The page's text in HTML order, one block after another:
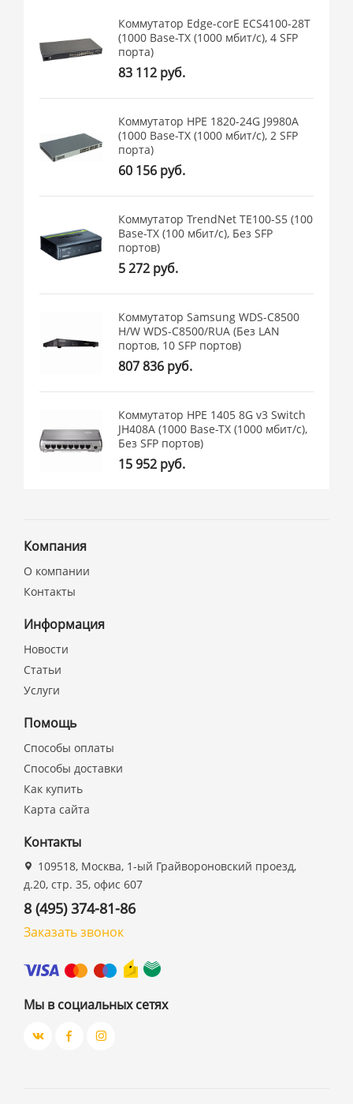
Коммутатор Edge-corE ECS4100-28T
(1000 Base-TX (1000 мбит/с), 4 SFP
порта)
83 112 руб.
Коммутатор HPE 1820-24G J9980A
(1000 Base-TX (1000 мбит/с), 2 SFP
порта)
60 156 руб.
Коммутатор TrendNet TE100-S5 (100
Base-TX (100 мбит/с), Без SFP
портов)
5 272 руб.
Коммутатор Samsung WDS-C8500
H/W WDS-C8500/RUA (Без LAN
портов, 10 SFP портов)
807 836 руб.
Коммутатор HPE 1405 8G v3 Switch
JH408A (1000 Base-TX (1000 мбит/с),
Без SFP портов)
15 952 руб.
Компания
О компании
Контакты
Информация
Новости
Статьи
Услуги
Помощь
Способы оплаты
Способы доставки
Как купить
Карта сайта
Контакты
109518, Москва, 1-ый Грайвороновский проезд,
д.20, стр. 35, офис 607
8 (495) 374-81-86
Заказать звонок
Мы в социальных сетях